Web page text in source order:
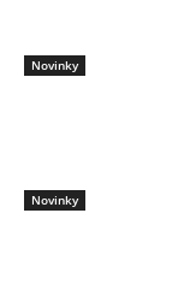
Novinky
Novinky